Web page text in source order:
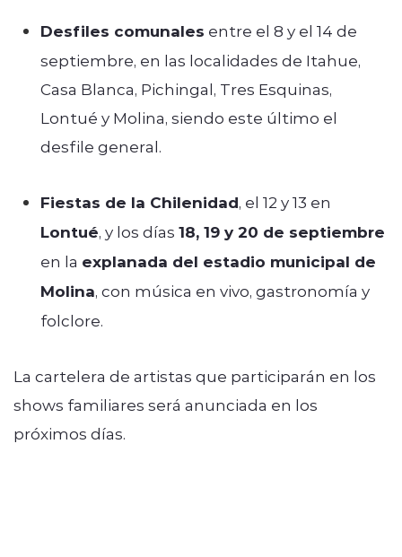
Desfiles comunales entre el 8 y el 14 de
septiembre, en las localidades de Itahue,
Casa Blanca, Pichingal, Tres Esquinas,
Lontué y Molina, siendo este último el
desfile general.
Fiestas de la Chilenidad, el 12 y 13 en
Lontué, y los días 18, 19 y 20 de septiembre
en la explanada del estadio municipal de
Molina, con música en vivo, gastronomía y
folclore.
La cartelera de artistas que participarán en los
shows familiares será anunciada en los
próximos días.